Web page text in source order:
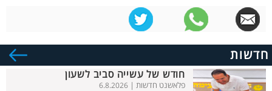
חדשות
חודש של עשייה סביב לשעון
פלאשנט חדשות | 6.8.2026